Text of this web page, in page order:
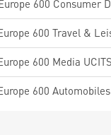
600 Consumer
600 Travel &
600 Media
600